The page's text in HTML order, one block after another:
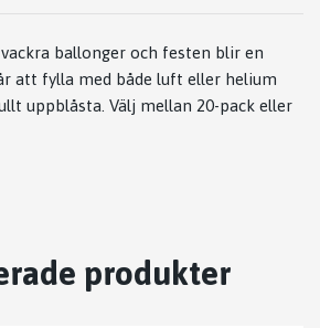
ballonger och festen blir en
att fylla med både luft eller helium
uppblåsta. Välj mellan 20-pack eller
produkter